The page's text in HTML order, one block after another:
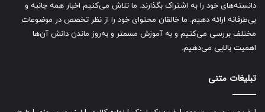
دانسته‌های خود را به اشتراک بگذارند. ما تلاش می‌کنیم اخبار همه جانبه و
بی‌طرفانه ارائه دهیم. ما خالقان محتوای خود را از نظر تخصص در موضوعات
مختلف بررسی می‌کنیم و به آموزش مسمتر و به‌روز ماندن دانش آن‌ها
اهمیت بالایی می‌دهیم.
تبلیغات متنی